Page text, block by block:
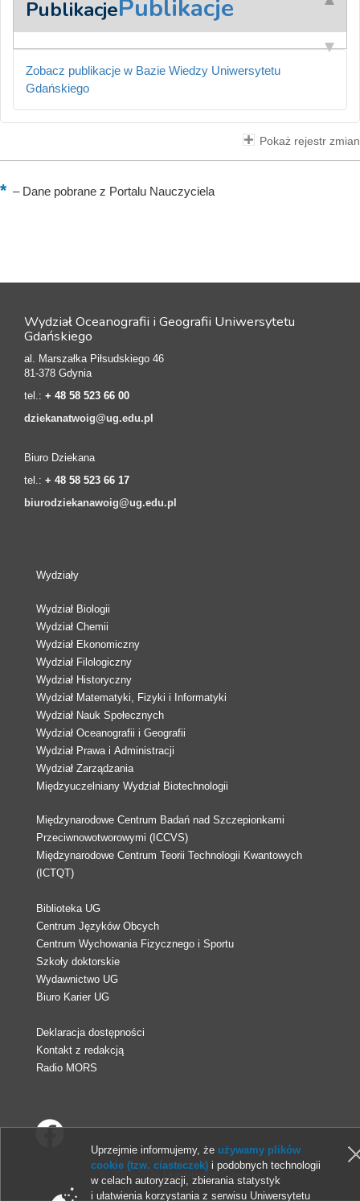
PublikacjePublikacje
Zobacz publikacje w Bazie Wiedzy Uniwersytetu
Gdańskiego
Pokaż rejestr zmian
–Dane pobrane z Portalu Nauczyciela
Wydział Oceanografii i Geografii Uniwersytetu
Gdańskiego
al. Marszałka Piłsudskiego 46
81-378 Gdynia
tel.: + 48 58 523 66 00
dziekanatwoig@ug.edu.pl
Biuro Dziekana
tel.: + 48 58 523 66 17
biurodziekanawoig@ug.edu.pl
Wydziały
Wydział Biologii
Wydział Chemii
Wydział Ekonomiczny
Wydział Filologiczny
Wydział Historyczny
Wydział Matematyki, Fizyki i Informatyki
Wydział Nauk Społecznych
Wydział Oceanografii i Geografii
Wydział Prawa i Administracji
Wydział Zarządzania
Międzyuczelniany Wydział Biotechnologii
Międzynarodowe Centrum Badań nad Szczepionkami
Przeciwnowotworowymi (ICCVS)
Międzynarodowe Centrum Teorii Technologii Kwantowych
(ICTQT)
Biblioteka UG
Centrum Języków Obcych
Centrum Wychowania Fizycznego i Sportu
Szkoły doktorskie
Wydawnictwo UG
Biuro Karier UG
Deklaracja dostępności
Kontakt z redakcją
Radio MORS
© 2013-2026 Uniwersytet Gdański
Uprzejmie informujemy, że używamy plików
cookie (tzw. ciasteczek) i podobnych technologii
w celach autoryzacji, zbierania statystyk
i ułatwienia korzystania z serwisu Uniwersytetu